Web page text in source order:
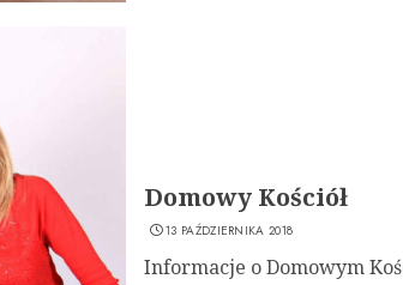
Domowy Kościół
13 PAŹDZIERNIKA 2018
Informacje o Domowym